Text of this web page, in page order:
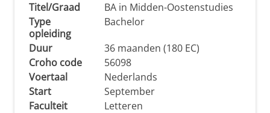
Titel/Graad
BA in Midden-Oostenstudies
Type
opleiding
Bachelor
Duur
36 maanden (180 EC)
Croho code
56098
Voertaal
Nederlands
Start
September
Faculteit
Letteren